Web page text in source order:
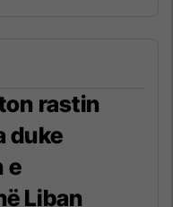
rastin
duke
e
Liban